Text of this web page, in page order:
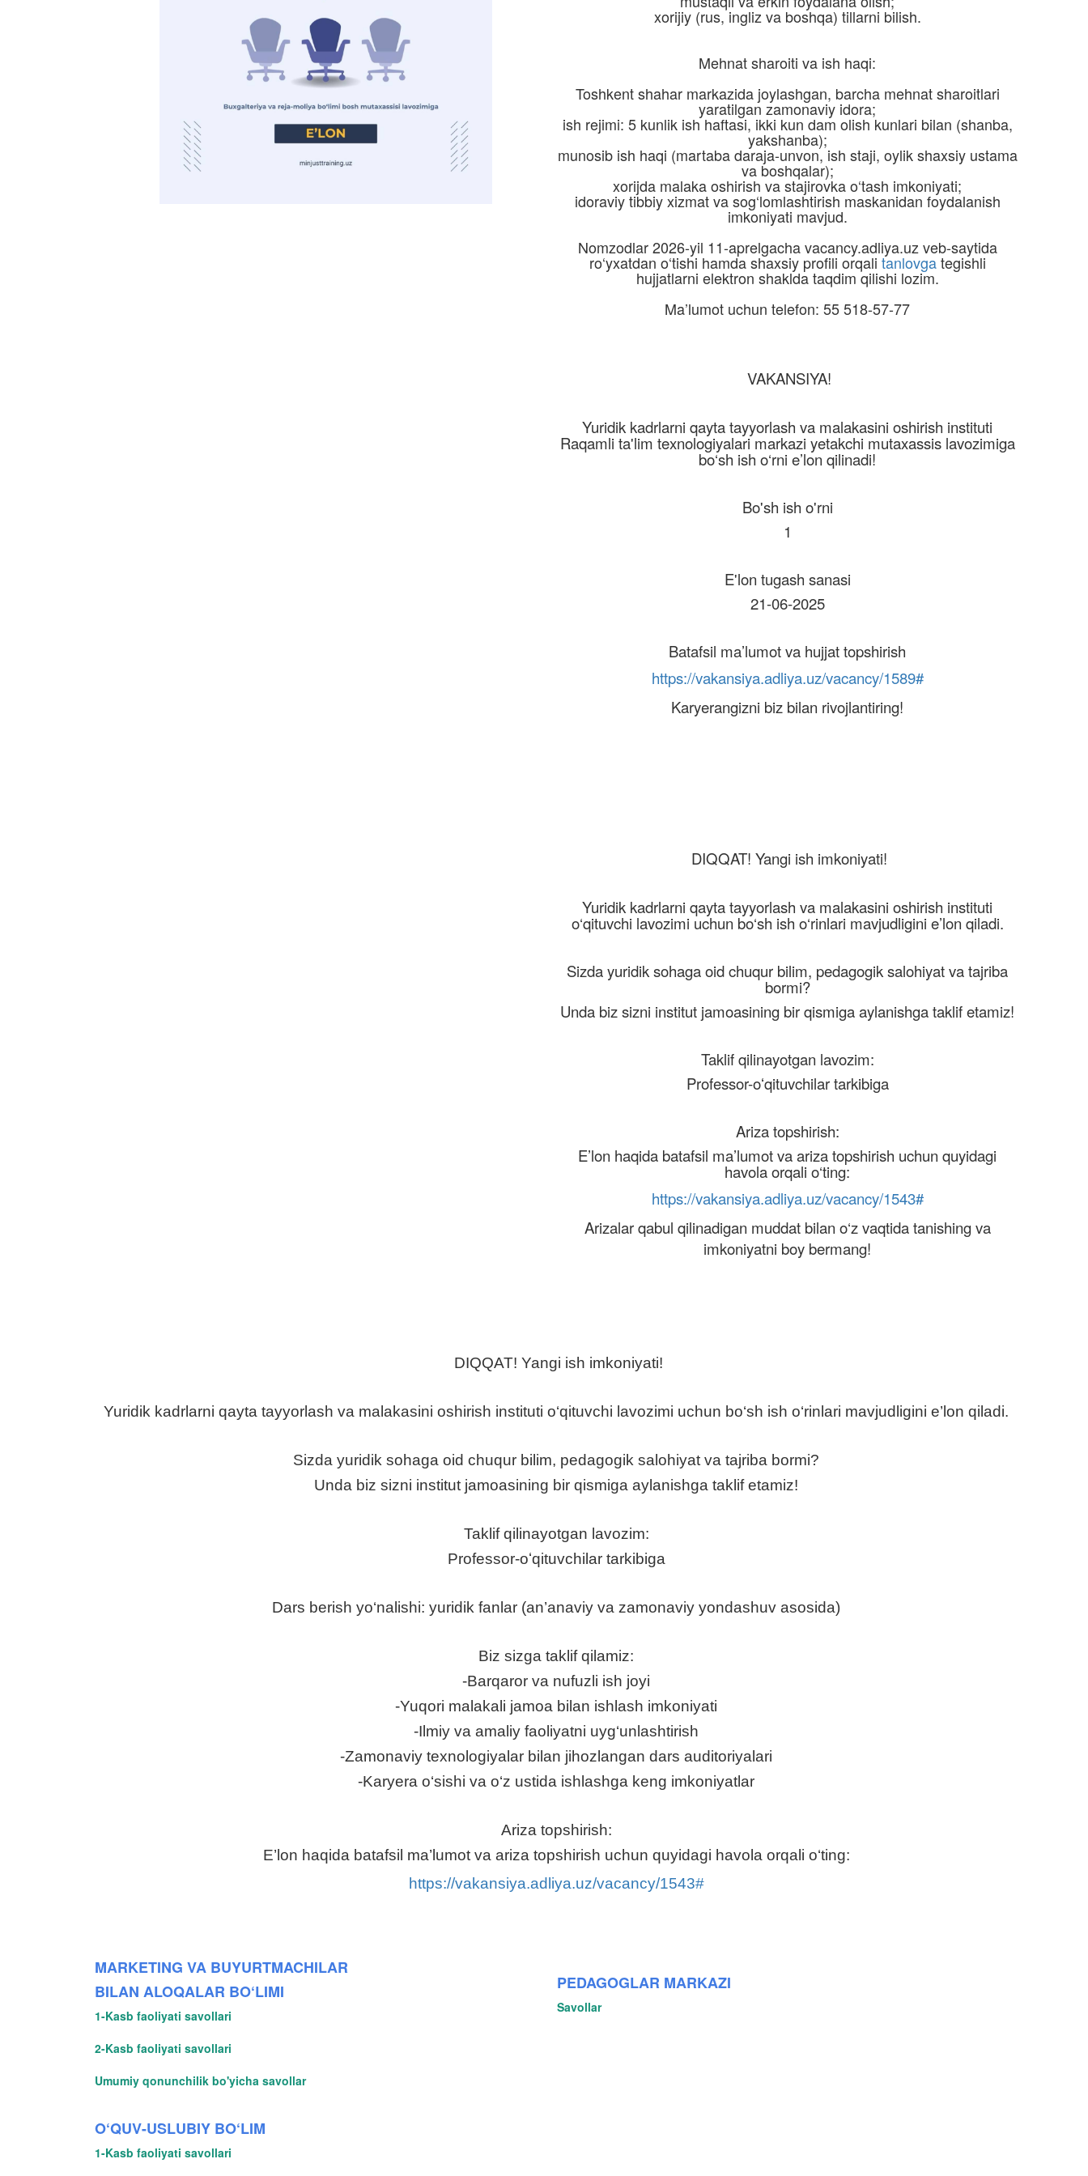
xorijiy (rus, ingliz va boshqa) tillarni bilish.
Mehnat sharoiti va ish haqi:
Toshkent shahar markazida joylashgan, barcha mehnat sharoitlari
yaratilgan zamonaviy idora;
ish rejimi: 5 kunlik ish haftasi, ikki kun dam olish kunlari bilan (shanba,
yakshanba);
munosib ish haqi (martaba daraja-unvon, ish staji, oylik shaxsiy ustama
va boshqalar);
xorijda malaka oshirish va stajirovka o‘tash imkoniyati;
idoraviy tibbiy xizmat va sog‘lomlashtirish maskanidan foydalanish
imkoniyati mavjud.
Nomzodlar 2026-yil 11-aprelgacha vacancy.adliya.uz veb-saytida
ro‘yxatdan o‘tishi hamda shaxsiy profili orqali tanlovgategishli
hujjatlarni elektron shaklda taqdim qilishi lozim.
Ma’lumot uchun telefon: 55 518-57-77
VAKANSIYA!
Yuridik kadrlarni qayta tayyorlash va malakasini oshirish instituti
Raqamli ta'lim texnologiyalari markazi yetakchi mutaxassis lavozimiga
bo‘sh ish o‘rni e’lon qilinadi!
Bo'sh ish o'rni
1
E'lon tugash sanasi
21-06-2025
Batafsil ma’lumot va hujjat topshirish
https://vakansiya.adliya.uz/vacancy/1589#
Karyerangizni biz bilan rivojlantiring!
DIQQAT! Yangi ish imkoniyati!
Yuridik kadrlarni qayta tayyorlash va malakasini oshirish instituti
o‘qituvchi lavozimi uchun bo‘sh ish o‘rinlari mavjudligini e’lon qiladi.
Sizda yuridik sohaga oid chuqur bilim, pedagogik salohiyat va tajriba
bormi?
Unda biz sizni institut jamoasining bir qismiga aylanishga taklif etamiz!
Taklif qilinayotgan lavozim:
Professor-oʻqituvchilar tarkibiga
Ariza topshirish:
E’lon haqida batafsil ma’lumot va ariza topshirish uchun quyidagi
havola orqali o‘ting:
https://vakansiya.adliya.uz/vacancy/1543#
Arizalar qabul qilinadigan muddat bilan o‘z vaqtida tanishing va
imkoniyatni boy bermang!
DIQQAT! Yangi ish imkoniyati!
Yuridik kadrlarni qayta tayyorlash va malakasini oshirish instituti o‘qituvchi lavozimi uchun bo‘sh ish o‘rinlari mavjudligini e’lon qiladi.
Sizda yuridik sohaga oid chuqur bilim, pedagogik salohiyat va tajriba bormi?
Unda biz sizni institut jamoasining bir qismiga aylanishga taklif etamiz!
Taklif qilinayotgan lavozim:
Professor-oʻqituvchilar tarkibiga
Dars berish yo‘nalishi: yuridik fanlar (an’anaviy va zamonaviy yondashuv asosida)
Biz sizga taklif qilamiz:
-Barqaror va nufuzli ish joyi
-Yuqori malakali jamoa bilan ishlash imkoniyati
-Ilmiy va amaliy faoliyatni uyg‘unlashtirish
-Zamonaviy texnologiyalar bilan jihozlangan dars auditoriyalari
-Karyera o‘sishi va o‘z ustida ishlashga keng imkoniyatlar
Ariza topshirish:
E’lon haqida batafsil ma’lumot va ariza topshirish uchun quyidagi havola orqali o‘ting:
https://vakansiya.adliya.uz/vacancy/1543#
MARKETING VA BUYURTMACHILAR
BILAN ALOQALAR BO‘LIMI
1-Kasb faoliyati savollari
2-Kasb faoliyati savollari
Umumiy qonunchilik bo'yicha savollar
O‘QUV-USLUBIY BO‘LIM
1-Kasb faoliyati savollari
PEDAGOGLAR MARKAZI
Savollar